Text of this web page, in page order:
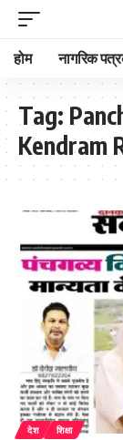
होम नागरिक
Tag:
Kendram
देश शिक्षा